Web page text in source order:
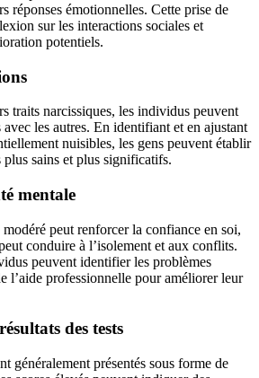
réponses émotionnelles. Cette prise de
sur les interactions sociales et
potentiels.
traits narcissiques, les individus peuvent
les autres. En identifiant et en ajustant
nuisibles, les gens peuvent établir
plus sains et plus significatifs.
mentale
peut renforcer la confiance en soi,
conduire à l’isolement et aux conflits.
peuvent identifier les problèmes
l’aide professionnelle pour améliorer leur
des tests
généralement présentés sous forme de